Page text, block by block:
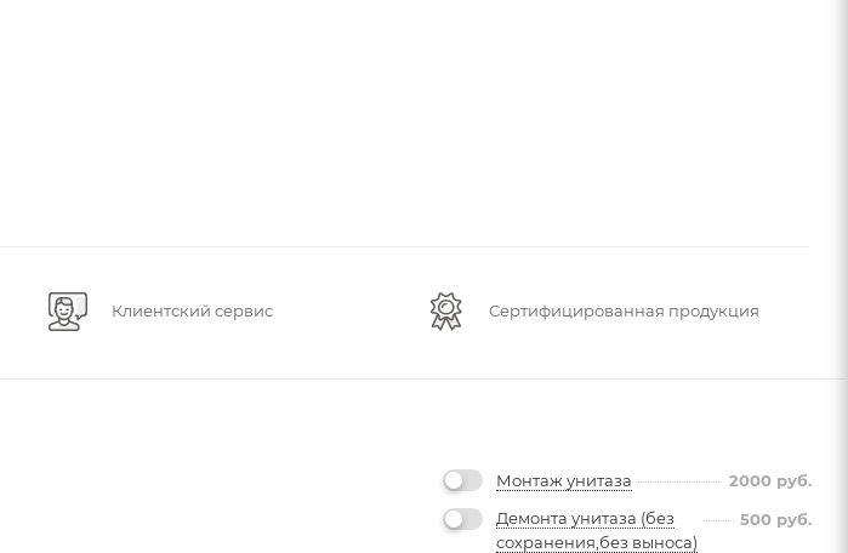
Клиентский сервис Сертифицированная продукция
Монтаж унитаза 2000 руб.
Демонта унитаза (без
сохранения,без выноса)
500 руб.